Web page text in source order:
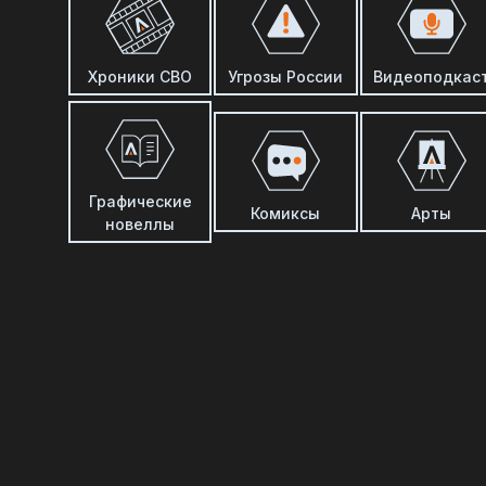
Хроники СВО Угрозы России
Графические
новеллы
Комиксы Арты